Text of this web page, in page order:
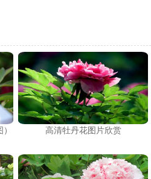
高清牡丹花图片欣赏